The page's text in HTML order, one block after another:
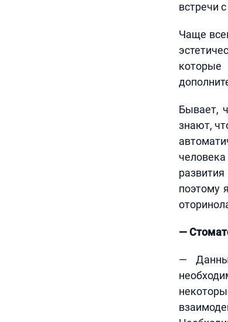
встречи
Чаще
Бывает,
знают,
поэтому
—
—